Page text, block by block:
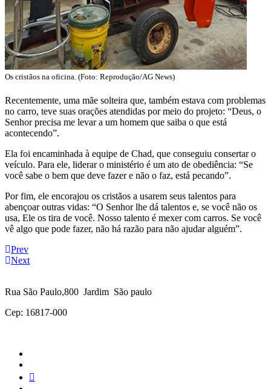
Os cristãos na oficina. (Foto: Reprodução/AG News)
Recentemente, uma mãe solteira que, também estava com problemas
no carro, teve suas orações atendidas por meio do projeto: “Deus, o
Senhor precisa me levar a um homem que saiba o que está
acontecendo”.
Ela foi encaminhada à equipe de Chad, que conseguiu consertar o
veículo. Para ele, liderar o ministério é um ato de obediência: “Se
você sabe o bem que deve fazer e não o faz, está pecando”.
Por fim, ele encorajou os cristãos a usarem seus talentos para
abençoar outras vidas: “O Senhor lhe dá talentos e, se você não os
usa, Ele os tira de você. Nosso talento é mexer com carros. Se você
vê algo que pode fazer, não há razão para não ajudar alguém”.
Prev
Next
Rua São Paulo,800 Jardim São paulo
Cep: 16817-000